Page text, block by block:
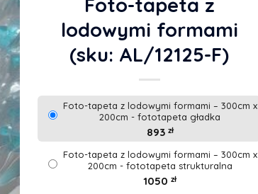
Foto-tapeta z
lodowymi formami
(sku: AL/12125-F)
Foto-tapeta z lodowymi formami – 300cm x
200cm - fototapeta gładka
893 zł
Foto-tapeta z lodowymi formami – 300cm x
200cm - fototapeta strukturalna
1050 zł